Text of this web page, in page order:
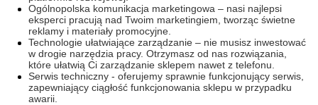
Ogólnopolska komunikacja marketingowa – nasi najlepsi
eksperci pracują nad Twoim marketingiem, tworząc świetne
reklamy i materiały promocyjne.
Technologie ułatwiające zarządzanie – nie musisz inwestować
w drogie narzędzia pracy. Otrzymasz od nas rozwiązania,
które ułatwią Ci zarządzanie sklepem nawet z telefonu.
Serwis techniczny - oferujemy sprawnie funkcjonujący serwis,
zapewniający ciągłość funkcjonowania sklepu w przypadku
awarii.